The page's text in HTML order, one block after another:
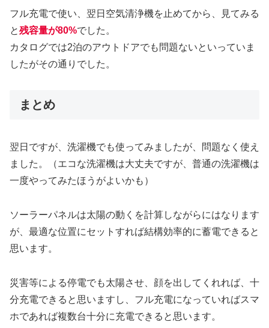
フル充電で使い、翌日空気清浄機を止めてから、見てみる
と残容量が80%でした。
カタログでは2泊のアウトドアでも問題ないといっていま
したがその通りでした。
まとめ
翌日ですが、洗濯機でも使ってみましたが、問題なく使え
ました。（エコな洗濯機は大丈夫ですが、普通の洗濯機は
一度やってみたほうがよいかも）
ソーラーパネルは太陽の動くを計算しながらにはなります
が、最適な位置にセットすれば結構効率的に蓄電できると
思います。
災害等による停電でも太陽させ、顔を出してくれれば、十
分充電できると思いますし、フル充電になっていればスマ
ホであれば複数台十分に充電できると思います。